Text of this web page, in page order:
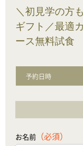
＼初見学の方
ギフト／最適
ース無料試食
予約日時
お名前 （必須）